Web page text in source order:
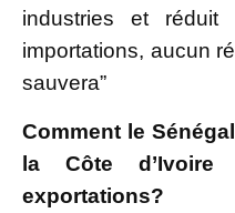
industries et réduit
importations, aucun
sauvera”
Comment le
la Côte
exportations?